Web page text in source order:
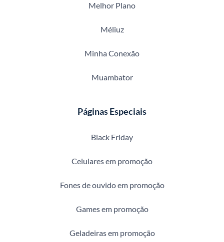
Melhor Plano
Méliuz
Minha Conexão
Muambator
Páginas Especiais
Black Friday
Celulares em promoção
Fones de ouvido em promoção
Games em promoção
Geladeiras em promoção